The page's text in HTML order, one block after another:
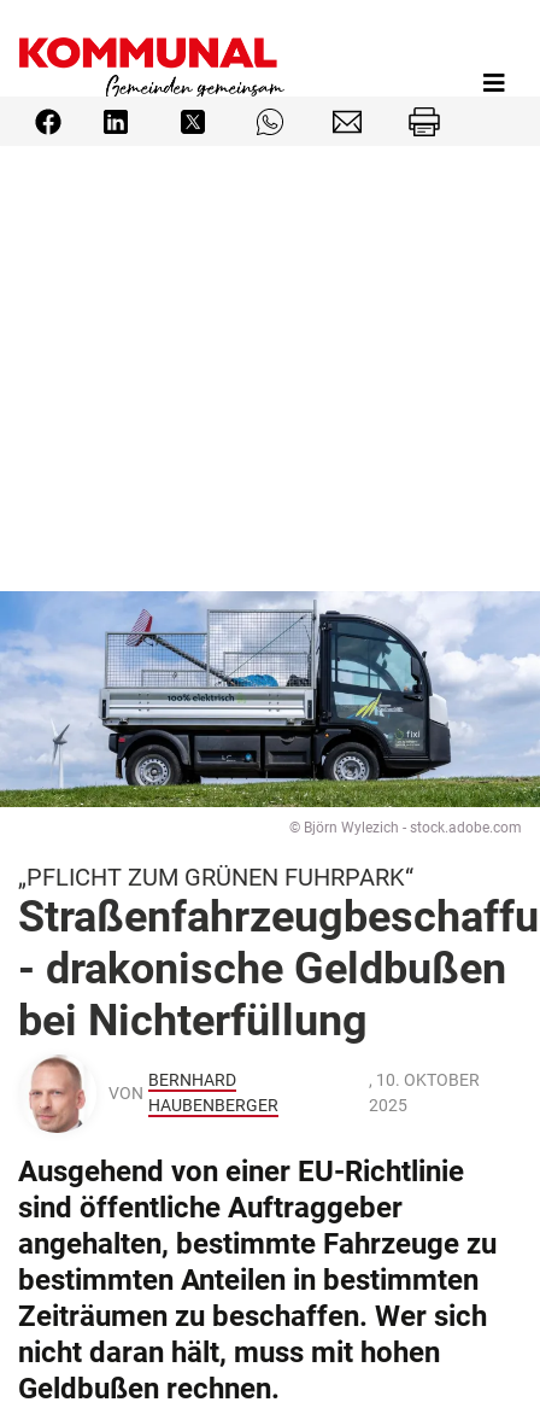
Inhalt
© Björn Wylezich - stock.adobe.com
„PFLICHT ZUM GRÜNEN FUHRPARK“
- drakonische Geldbußen
bei Nichterfüllung
VON
BERNHARD
HAUBENBERGER
, 10. OKTOBER
2025
Ausgehend von einer EU-Richtlinie
sind öffentliche Auftraggeber
angehalten, bestimmte Fahrzeuge zu
bestimmten Anteilen in bestimmten
Zeiträumen zu beschaffen. Wer sich
nicht daran hält, muss mit hohen
Geldbußen rechnen.